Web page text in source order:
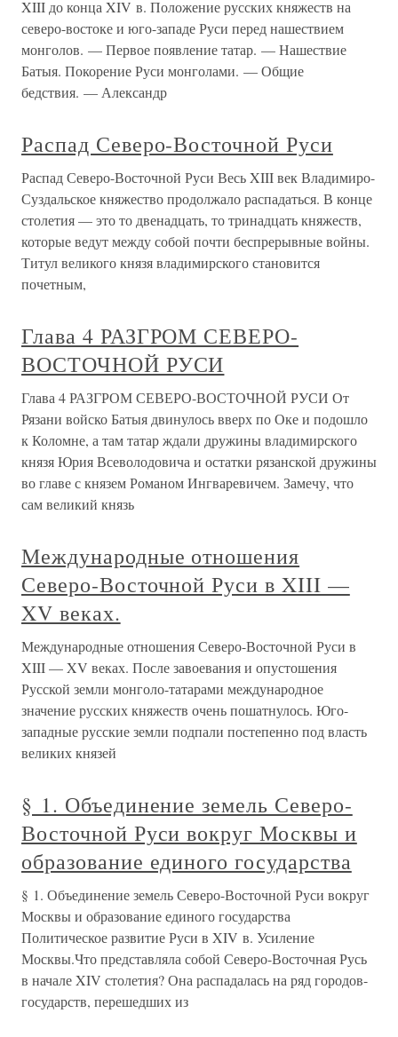
XIII до конца XIV в. Положение русских княжеств на
северо-востоке и юго-западе Руси перед нашествием
монголов. — Первое появление татар. — Нашествие
Батыя. Покорение Руси монголами. — Общие
бедствия. — Александр
Распад Северо-Восточной Руси
Распад Северо-Восточной Руси Весь XIII век Владимиро-
Суздальское княжество продолжало распадаться. В конце
столетия — это то двенадцать, то тринадцать княжеств,
которые ведут между собой почти беспрерывные войны.
Титул великого князя владимирского становится
почетным,
Глава 4 РАЗГРОМ СЕВЕРО-
ВОСТОЧНОЙ РУСИ
Глава 4 РАЗГРОМ СЕВЕРО-ВОСТОЧНОЙ РУСИ От
Рязани войско Батыя двинулось вверх по Оке и подошло
к Коломне, а там татар ждали дружины владимирского
князя Юрия Всеволодовича и остатки рязанской дружины
во главе с князем Романом Ингваревичем. Замечу, что
сам великий князь
Международные отношения
Северо-Восточной Руси в XIII —
XV веках.
Международные отношения Северо-Восточной Руси в
XIII — XV веках. После завоевания и опустошения
Русской земли монголо-татарами международное
значение русских княжеств очень пошатнулось. Юго-
западные русские земли подпали постепенно под власть
великих князей
§ 1. Объединение земель Северо-
Восточной Руси вокруг Москвы и
образование единого государства
§ 1. Объединение земель Северо-Восточной Руси вокруг
Москвы и образование единого государства
Политическое развитие Руси в XIV в. Усиление
Москвы.Что представляла собой Северо-Восточная Русь
в начале XIV столетия? Она распадалась на ряд городов-
государств, перешедших из